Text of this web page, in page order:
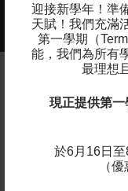
迎接新學年！準
天賦！我們充滿
第一學期（
能，我們為所有
最理想
現正提供第
於6月16日
（
05 在挑戰
家長分享
"This year
groups
same age/